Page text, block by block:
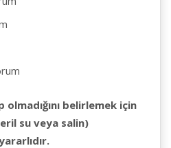
olmadığını belirlemek için
su veya salin)